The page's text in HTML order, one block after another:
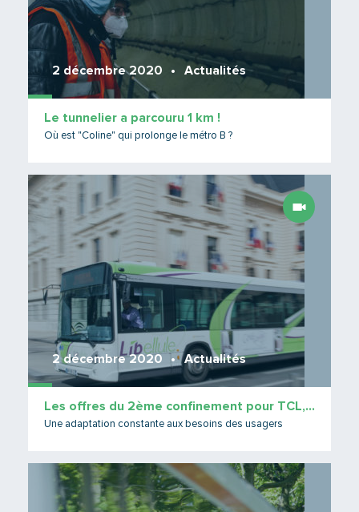
2 décembre 2020 Actualités
Le tunnelier a parcouru 1 km !
Où est "Coline" qui prolonge le métro B ?
2 décembre 2020 Actualités
Les offres du 2ème confinement pour TCL, Libellule, Cars du Rhône
Une adaptation constante aux besoins des usagers